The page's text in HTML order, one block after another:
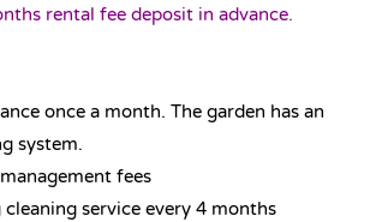
rental fee deposit in advance.
once a month. The garden has an
system.
fees
service every 4 months